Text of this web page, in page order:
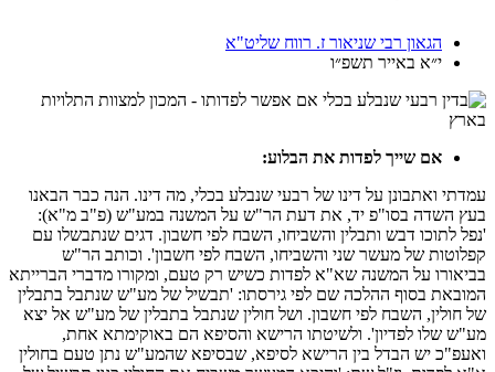
הגאון רבי שניאור ז. רווח שליט"א
י״א באייר תשפ״ו
אם שייך לפדות את הבלוע:
עמדתי ואתבונן על דינו של רבעי שנבלע בכלי, מה דינו. הנה כבר הבאנו
בעץ השדה בסו"פ יד, את דעת הר"ש על המשנה במע"ש (פ"ב מ"א):
'נפל לתוכו דבש ותבלין והשביחו, השבח לפי חשבון. דגים שנתבשלו עם
קפלוטות של מעשר שני והשביחו, השבח לפי חשבון'. וכותב הר"ש
בביאורו על המשנה שא"א לפדות כשיש רק טעם, ומקורו מדברי הברייתא
המובאת בסוף ההלכה שם לפי גירסתו: 'תבשיל של מע"ש שנתבל בתבלין
של חולין, השבח לפי חשבון. ושל חולין שנתבל בתבלין של מע"ש אל יצא
מע"ש שלו לפדיון'. ולשיטתו הרישא והסיפא הם באוקימתא אחת,
ואעפ"כ יש הבדל בין הרישא לסיפא, שבסיפא שהמע"ש נתן טעם בחולין